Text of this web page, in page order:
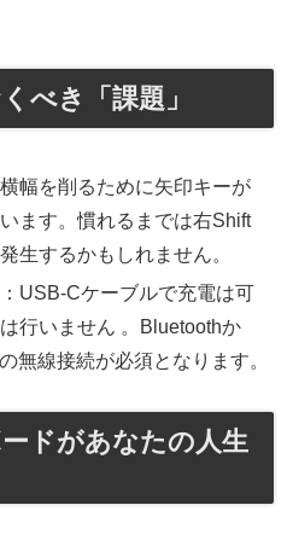
べき「課題」
幅を削るために矢印キーが
ます。慣れるまでは右Shift
生するかもしれません。
USB-Cケーブルで充電は可
行いません 。Bluetoothか
無線接続が必須となります。
ドがあなたの人生